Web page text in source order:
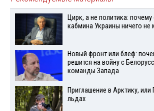
Цирк, а не политика: почему
кабмина Украины ничего не
Новый фронт или блеф:
решится на войну с
команды Запада
Приглашение в Арктику, или
льдах